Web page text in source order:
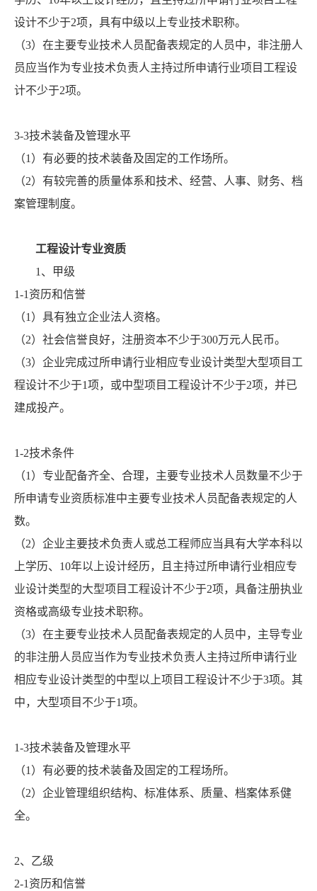
设计不少于2项，具有中级以上专业技术职称。
（3）在主要专业技术人员配备表规定的人员中，非注册人
员应当作为专业技术负责人主持过所申请行业项目工程设
计不少于2项。
3-3技术装备及管理水平
（1）有必要的技术装备及固定的工作场所。
（2）有较完善的质量体系和技术、经营、人事、财务、档
案管理制度。
工程设计专业资质
1、甲级
1-1资历和信誉
（1）具有独立企业法人资格。
（2）社会信誉良好，注册资本不少于300万元人民币。
（3）企业完成过所申请行业相应专业设计类型大型项目工
程设计不少于1项，或中型项目工程设计不少于2项，并已
建成投产。
1-2技术条件
（1）专业配备齐全、合理，主要专业技术人员数量不少于
所申请专业资质标准中主要专业技术人员配备表规定的人
数。
（2）企业主要技术负责人或总工程师应当具有大学本科以
上学历、10年以上设计经历，且主持过所申请行业相应专
业设计类型的大型项目工程设计不少于2项，具备注册执业
资格或高级专业技术职称。
（3）在主要专业技术人员配备表规定的人员中，主导专业
的非注册人员应当作为专业技术负责人主持过所申请行业
相应专业设计类型的中型以上项目工程设计不少于3项。其
中，大型项目不少于1项。
1-3技术装备及管理水平
（1）有必要的技术装备及固定的工程场所。
（2）企业管理组织结构、标准体系、质量、档案体系健
全。
2、乙级
2-1资历和信誉